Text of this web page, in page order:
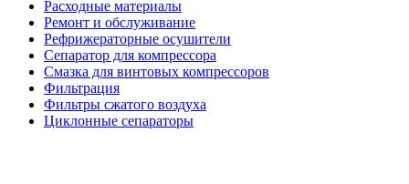
Расходные материалы
Ремонт и обслуживание
Рефрижераторные осушители
Сепаратор для компрессора
Смазка для винтовых компрессоров
Фильтрация
Фильтры сжатого воздуха
Циклонные сепараторы